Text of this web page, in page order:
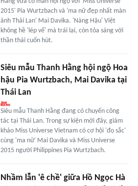
2015' Pia Wurtzbach và 'ma nữ đẹp nhất màn
ảnh Thái Lan' Mai Davika. 'Nàng Hậu' Việt
không hề 'lép vế' mà trái lại, còn tỏa sáng với
thần thái cuốn hút.
Siêu mẫu Thanh Hằng hội ngộ Hoa
hậu Pia Wurtzbach, Mai Davika tại
Thái Lan
Siêu mẫu Thanh Hằng đang có chuyến công
tác tại Thái Lan. Trong sự kiện mới đây, giám
khảo Miss Universe Vietnam có cơ hội 'đọ sắc'
cùng 'ma nữ' Mai Davika và Miss Universe
2015 người Philippines Pia Wurtzbach.
Nhầm lẫn 'ê chề' giữa Hồ Ngọc Hà